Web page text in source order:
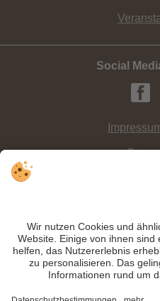
Social
INFO:Beschaulich ist das
ganzjährig zum ruhigen Urlaub